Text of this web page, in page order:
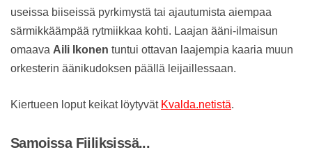
useissa biiseissä pyrkimystä tai ajautumista aiempaa
särmikkäämpää rytmiikkaa kohti. Laajan ääni-ilmaisun
omaava Aili Ikonen tuntui ottavan laajempia kaaria muun
orkesterin äänikudoksen päällä leijaillessaan.
Kiertueen loput keikat löytyvät Kvalda.netistä.
Samoissa Fiiliksissä...